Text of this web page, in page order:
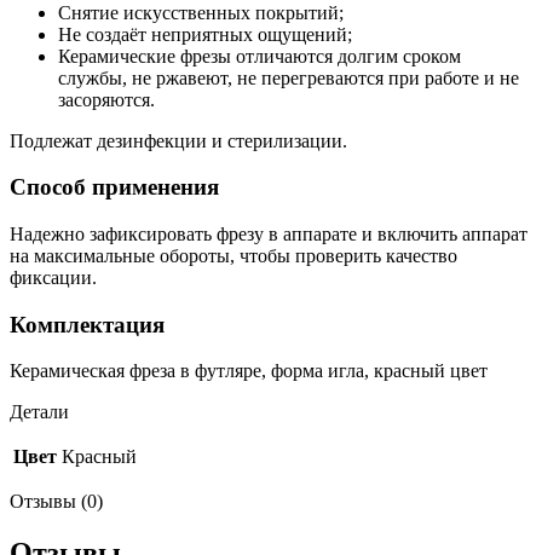
Снятие искусственных покрытий;
Не создаёт неприятных ощущений;
Керамические фрезы отличаются долгим сроком
службы, не ржавеют, не перегреваются при работе и не
засоряются.
Подлежат дезинфекции и стерилизации.
Способ применения
Надежно зафиксировать фрезу в аппарате и включить аппарат
на максимальные обороты, чтобы проверить качество
фиксации.
Комплектация
Керамическая фреза в футляре, форма игла, красный цвет
Детали
Цвет Красный
Отзывы (0)